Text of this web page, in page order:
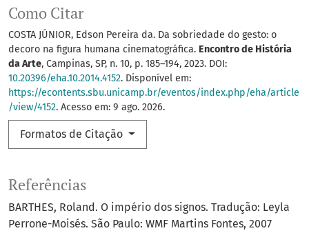
Como Citar
COSTA JÚNIOR, Edson Pereira da. Da sobriedade do gesto: o
decoro na figura humana cinematográfica. Encontro de História
da Arte, Campinas, SP, n. 10, p. 185–194, 2023. DOI:
10.20396/eha.10.2014.4152. Disponível em:
https://econtents.sbu.unicamp.br/eventos/index.php/eha/article
/view/4152. Acesso em: 9 ago. 2026.
Formatos de Citação
Referências
BARTHES, Roland. O império dos signos. Tradução: Leyla
Perrone-Moisés. São Paulo: WMF Martins Fontes, 2007